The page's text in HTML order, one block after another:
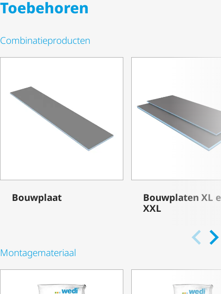
Toebehoren
Combi­na­tie­pro­ducten
Bouwplaat
Bouwplaten XL
XXL
Monta­ge­ma­te­riaal